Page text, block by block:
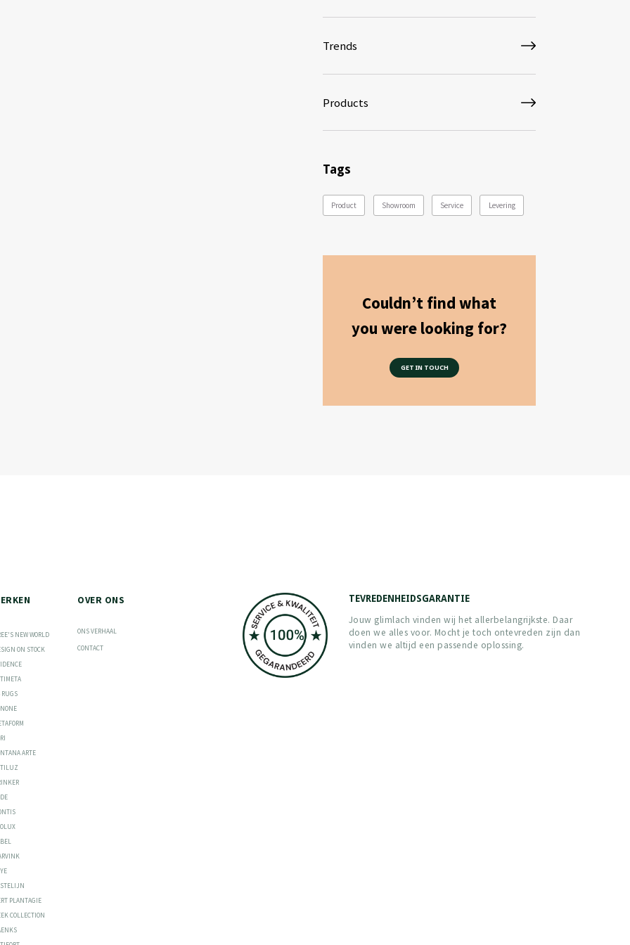
Trends
Products
Tags
Product Showroom Service Levering
Couldn’t find what
you were looking for?
GET IN TOUCH
NEW WORLD
ON STOCK
RUGS
ARTE
PLANTAGIE
COLLECTION
OVER ONS
ONS VERHAAL
CONTACT
TEVREDENHEIDSGARANTIE
Jouw glimlach vinden wij het allerbelangrijkste. Daar
doen we alles voor. Mocht je toch ontevreden zijn dan
vinden we altijd een passende oplossing.